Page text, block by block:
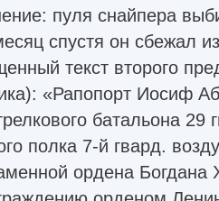
пуля снайпера
спустя он сбежал
текст второго
«Рапопорт Иосиф
батальона 29
полка 7-й гвард.
ордена Богдана